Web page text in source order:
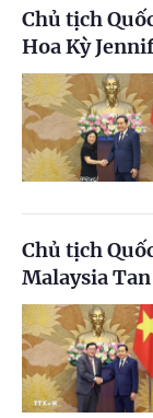
Chủ tịch
Hoa Kỳ
Chủ tịch
Malaysia